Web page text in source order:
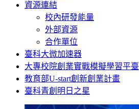
資源連結
校內研發能量
外部資源
合作單位
臺科大微加速器
大專校院創業實戰模擬學習平臺
教育部U-start創新創業計畫
臺科青創明日之星